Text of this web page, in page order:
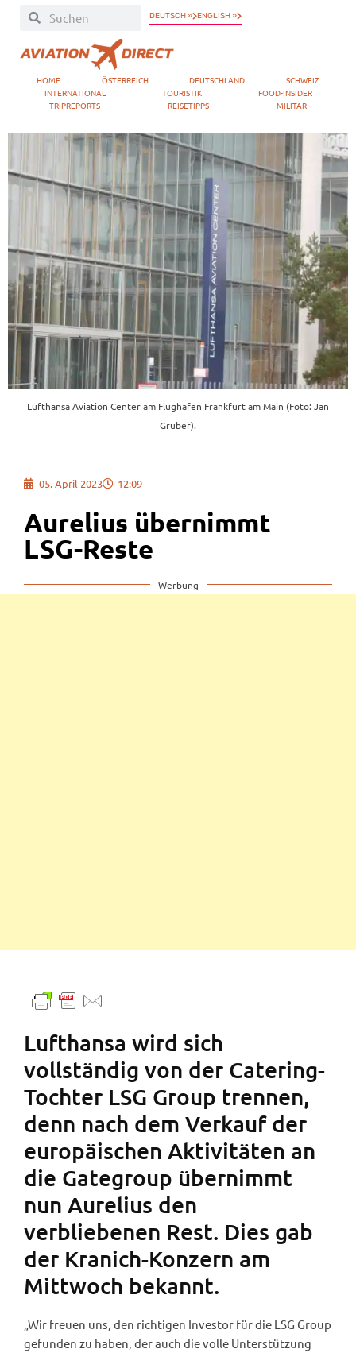
DEUTSCH » ENGLISH »
HOME ÖSTERREICH DEUTSCHLAND
SCHWEIZ
INTERNATIONAL
TOURISTIK
FOOD-INSIDER
TRIPREPORTS
REISETIPPS MILITÄR
Lufthansa Aviation Center am Flughafen Frankfurt am Main (Foto: Jan
Gruber).
05. April 2023 12:09
Aurelius übernimmt
LSG-Reste
Werbung
Lufthansa wird sich
vollständig von der Catering-
Tochter LSG Group trennen,
denn nach dem Verkauf der
europäischen Aktivitäten an
die Gategroup übernimmt
nun Aurelius den
verbliebenen Rest. Dies gab
der Kranich-Konzern am
Mittwoch bekannt.
„Wir freuen uns, den richtigen Investor für die LSG Group
gefunden zu haben, der auch die volle Unterstützung